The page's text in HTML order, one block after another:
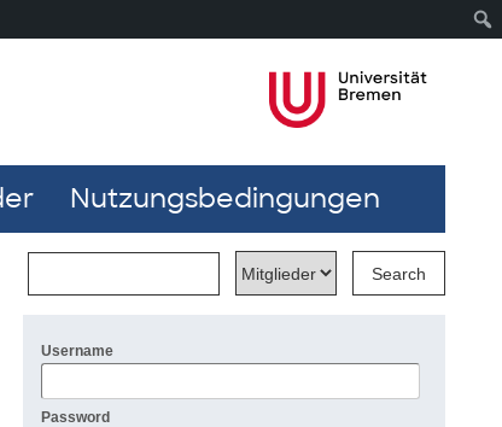
Nutzungsbedingungen
Username
Password